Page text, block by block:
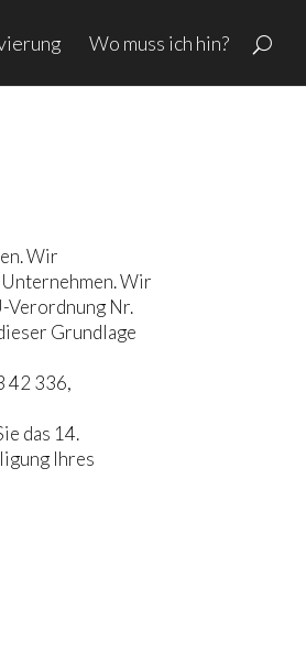
Wo muss ich hin?
Wir
Wir
Verordnung Nr.
Grundlage
42 336,
das 14.
Ihres